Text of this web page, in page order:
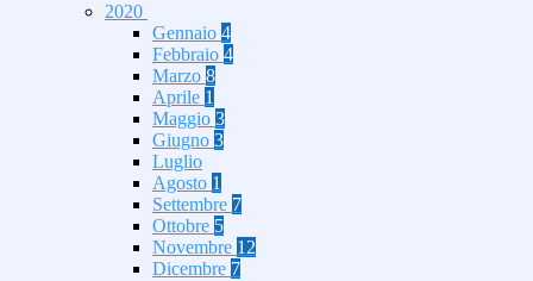
2020
Gennaio 4
Febbraio 4
Marzo 8
Aprile 1
Maggio 3
Giugno 3
Luglio
Agosto 1
Settembre 7
Ottobre 5
Novembre 12
Dicembre 7